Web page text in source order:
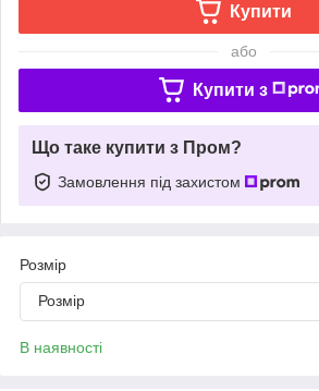
Купити
або
Купити з
Що таке купити з Пром?
Замовлення під захистом
Розмір
Розмір
В наявності